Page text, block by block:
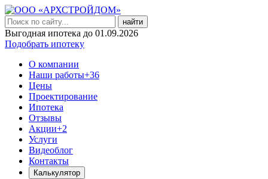
найти
Выгодная ипотека до 01.09.2026
Подобрать ипотеку
О компании
Наши работы+36
Цены
Проектирование
Ипотека
Отзывы
Акции+2
Услуги
Видеоблог
Контакты
Калькулятор